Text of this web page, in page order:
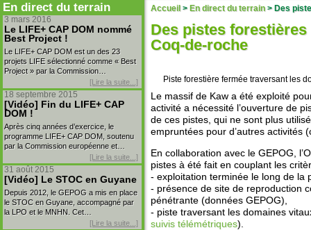
En direct du terrain
3 mars 2016
Le LIFE+ CAP DOM nommé
Best Project !
Le LIFE+ CAP DOM est un des 23
projets LIFE sélectionné comme « Best
Project » par la Commission…
[Lire la suite...]
18 septembre 2015
[Vidéo] Fin du LIFE+ CAP
DOM !
Après cinq années d’exercice, le
programme LIFE+ CAP DOM, soutenu
par la Commission européenne et…
[Lire la suite...]
31 août 2015
[Vidéo] Le STOC en Guyane
Depuis 2012, le GEPOG a mis en place
le STOC en Guyane, accompagné par
la LPO et le MNHN. Cet…
[Lire la suite...]
Accueil > En direct du terrain >Des
Des pistes
Coq-de-roche
Piste forestière fermée traversant les
Le massif de Kaw a été exploité
activité a nécessité l’ouverture de
de ces pistes, qui ne sont plus
empruntées pour d’autres activités
En collaboration avec le GEPOG,
pistes à été fait en couplant les
- exploitation terminée le long de la
- présence de site de reproduction
pénétrante (données GEPOG),
- piste traversant les domaines
suivis télémétriques).